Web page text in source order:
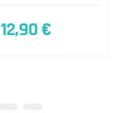
12,90 €